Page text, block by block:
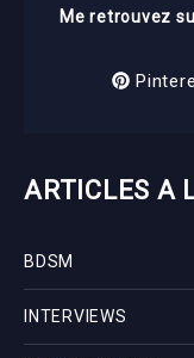
Me retrouvez
ARTICLES A
BDSM
INTERVIEWS